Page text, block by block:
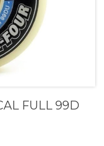
FULL 99D